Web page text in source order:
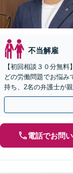
不当解雇
【初回相談３０分無
どの労働問題でお悩み
持ち、2名の弁護士が
もお任せを。LINEか
電話でお問